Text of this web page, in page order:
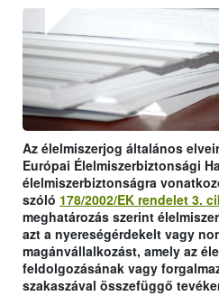
Az élelmiszerjog általános
Európai Élelmiszerbiztonsági
élelmiszerbiztonságra
szóló 178/2002/EK rendelet 3.
meghatározás szerint
azt a nyereségérdekelt vagy
magánvállalkozást, amely az
feldolgozásának vagy
szakaszával összefüggő